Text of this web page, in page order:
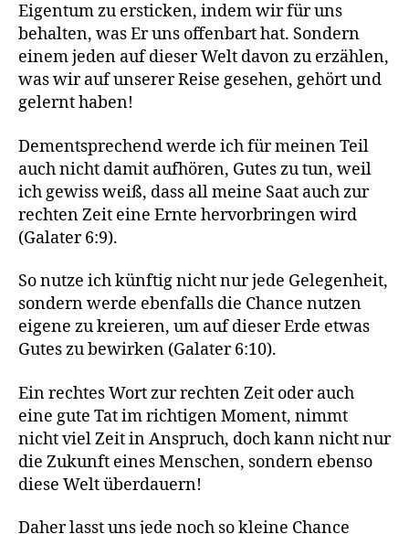
Eigentum zu ersticken, indem wir für uns
behalten, was Er uns offenbart hat. Sondern
einem jeden auf dieser Welt davon zu erzählen,
was wir auf unserer Reise gesehen, gehört und
gelernt haben!
Dementsprechend werde ich für meinen Teil
auch nicht damit aufhören, Gutes zu tun, weil
ich gewiss weiß, dass all meine Saat auch zur
rechten Zeit eine Ernte hervorbringen wird
(Galater 6:9).
So nutze ich künftig nicht nur jede Gelegenheit,
sondern werde ebenfalls die Chance nutzen
eigene zu kreieren, um auf dieser Erde etwas
Gutes zu bewirken (Galater 6:10).
Ein rechtes Wort zur rechten Zeit oder auch
eine gute Tat im richtigen Moment, nimmt
nicht viel Zeit in Anspruch, doch kann nicht nur
die Zukunft eines Menschen, sondern ebenso
diese Welt überdauern!
Daher lasst uns jede noch so kleine Chance